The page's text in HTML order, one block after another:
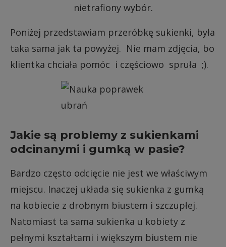
nietrafiony wybór.
Poniżej przedstawiam przeróbkę sukienki, była
taka sama jak ta powyżej. Nie mam zdjęcia, bo
klientka chciała pomóc i częściowo spruła ;).
Jakie są problemy z sukienkami
odcinanymi i gumką w pasie?
Bardzo często odcięcie nie jest we właściwym
miejscu. Inaczej układa się sukienka z gumką
na kobiecie z drobnym biustem i szczupłej.
Natomiast ta sama sukienka u kobiety z
pełnymi kształtami i większym biustem nie